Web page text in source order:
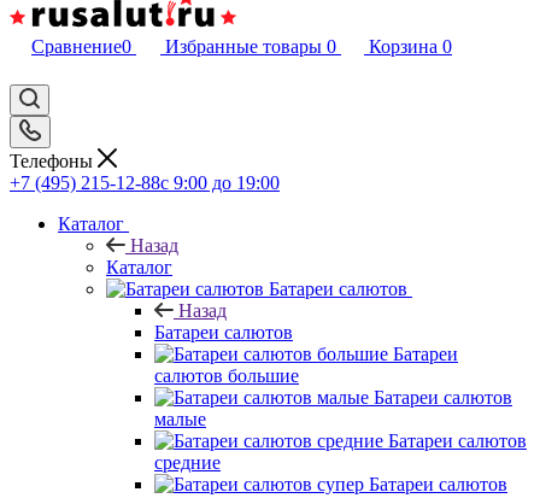
Сравнение0 Избранные товары 0 Корзина 0
Телефоны
+7 (495) 215-12-88c 9:00 до 19:00
Каталог
Назад
Каталог
Батареи салютов
Назад
Батареи салютов
Батареи
салютов большие
Батареи салютов
малые
Батареи салютов
средние
Батареи салютов